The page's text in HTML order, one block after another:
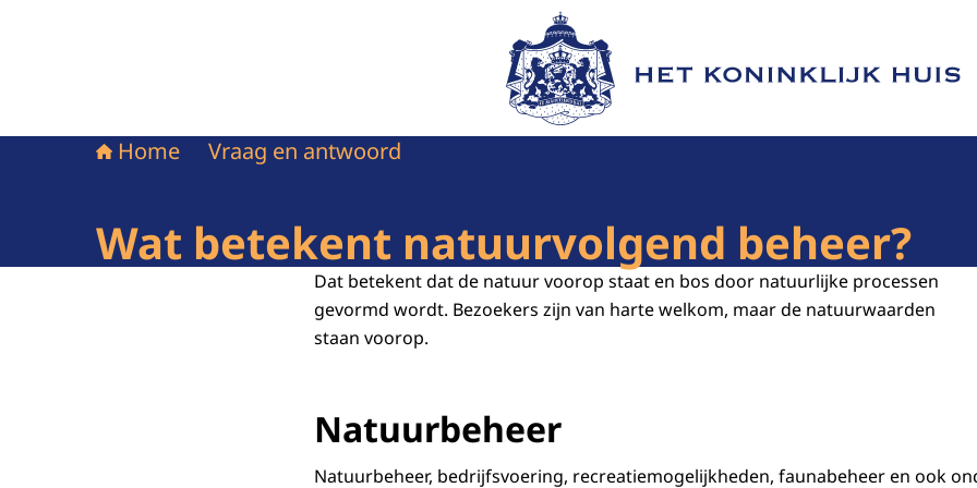
Naar de homepage van Het Koninklijk Huis
Home Vraag en antwoord
Wat betekent natuurvolgend beheer?
Dat betekent dat de natuur voorop staat en bos door natuurlijke processen
gevormd wordt. Bezoekers zijn van harte welkom, maar de natuurwaarden
staan voorop.
Natuurbeheer
Natuurbeheer, bedrijfsvoering, recreatiemogelijkheden, faunabeheer en ook